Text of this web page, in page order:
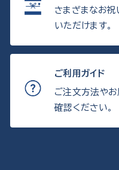
さまざまなお祝
いただけます。
ご利用ガイド
ご注文方法やお
確認ください。